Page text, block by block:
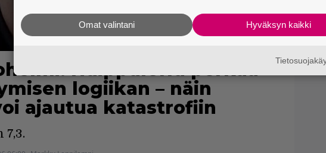
Huippuleffa perkaa
logiikan – näin
ajautua katastrofiin
7,3.
Hyväksyn kaikki
Omat valintani